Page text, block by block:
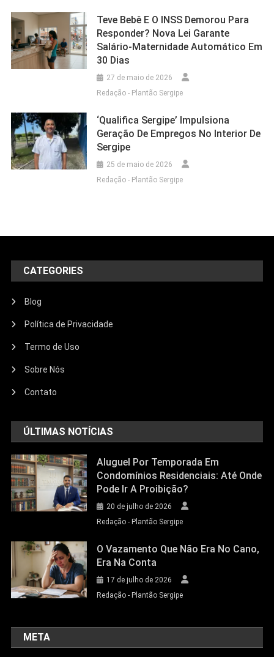
Teve Bebê E O INSS Demorou Para
Responder? Nova Lei Garante
Salário-Maternidade Automático Em
30 Dias
27 de maio de 2026
Redação - Plantão Sergipe
‘Qualifica Sergipe’ Impulsiona
Geração De Empregos No Interior De
Sergipe
25 de maio de 2026
Redação - Plantão Sergipe
CATEGORIES
Blog
Política de Privacidade
Termo de Uso
Sobre Nós
Contato
ÚLTIMAS NOTÍCIAS
Aluguel Por Temporada Em
Condomínios Residenciais: Até Onde
Pode Ir A Proibição?
20 de julho de 2026
Redação - Plantão Sergipe
O Vazamento Que Não Era No Cano,
Era Na Conta
17 de julho de 2026
Redação - Plantão Sergipe
META